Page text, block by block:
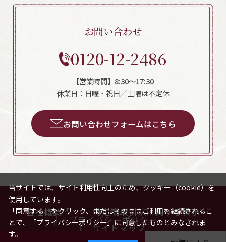
お問い合わせ
0120-12-2486
【営業時間】8:30～17:30
休業日：日曜・祝日／土曜は不定休
お問い合わせフォームはこちら
会社概要 特定商取引法に関する表示
プライバシーポリシー
サイトマップ
当サイトでは、サイト利用性向上のため、クッキー（cookie）を
使用しています。
「同意する」をクリック、またはそのままご利用を継続されるこ
とで、
「プライバシーポリシー」に同意したものとみなされま
す。